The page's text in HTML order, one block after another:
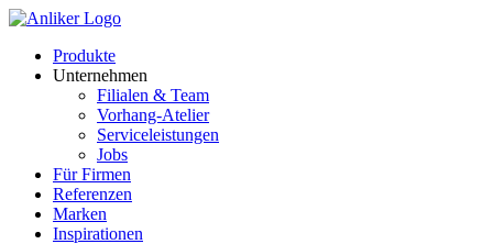
Produkte
Unternehmen
Filialen & Team
Vorhang-Atelier
Serviceleistungen
Jobs
Für Firmen
Referenzen
Marken
Inspirationen